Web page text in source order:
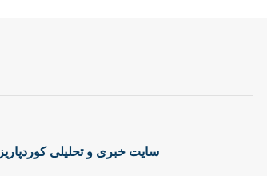
سایت خبری و تحلیلی کوردپاریز